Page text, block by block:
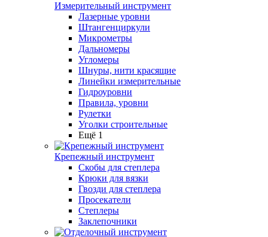
Измерительный инструмент
Лазерные уровни
Штангенциркули
Микрометры
Дальномеры
Угломеры
Шнуры, нити красящие
Линейки измерительные
Гидроуровни
Правила, уровни
Рулетки
Уголки строительные
Ещё 1
Крепежный инструмент
Скобы для степлера
Крюки для вязки
Гвозди для степлера
Просекатели
Степлеры
Заклепочники